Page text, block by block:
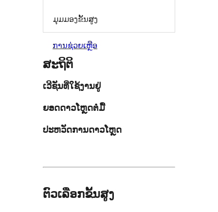
ມຸມມອງຂັ້ນສູງ
ການຊ່ວຍເຫຼືອ
ສະຖິຕິ
ເວີຊັນທີ່ໃຊ້ງານຢູ່
ຍອດດາວໂຫຼດຕໍ່ມື້
ປະຫວັດການດາວໂຫຼດ
ຕົວເລືອກຂັ້ນສູງ